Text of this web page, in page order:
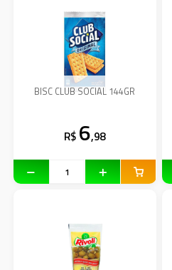
BISC CLUB SOCIAL 144GR
R$ 6,98